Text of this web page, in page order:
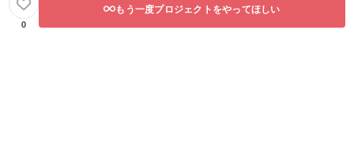
0
もう一度プロジェクトをやってほしい